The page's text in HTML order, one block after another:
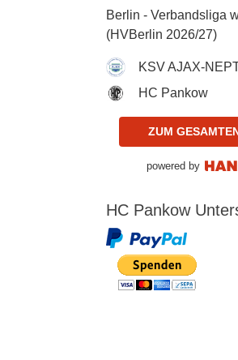
Berlin - Verbandsliga
(HVBerlin 2026/27)
KSV AJAX-
HC Pankow
ZUM
powered by
HC Pankow